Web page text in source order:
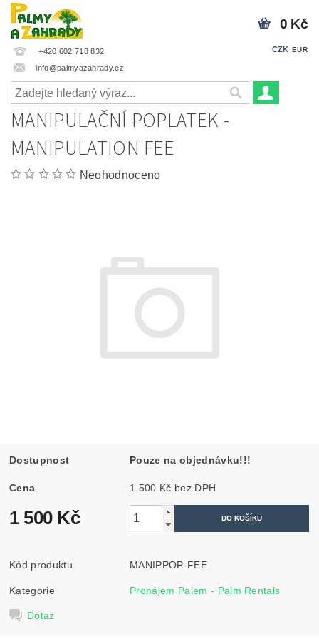
+420 602 718 832
info@palmyazahrady.cz
CZK EUR
0 Kč
MANIPULAČNÍ POPLATEK -
MANIPULATION FEE
Neohodnoceno
Dostupnost Pouze na objednávku!!!
Cena 1 500 Kč bez DPH
1 500 Kč
Kód produktu MANIPPOP-FEE
Kategorie Pronájem Palem - Palm Rentals
Dotaz